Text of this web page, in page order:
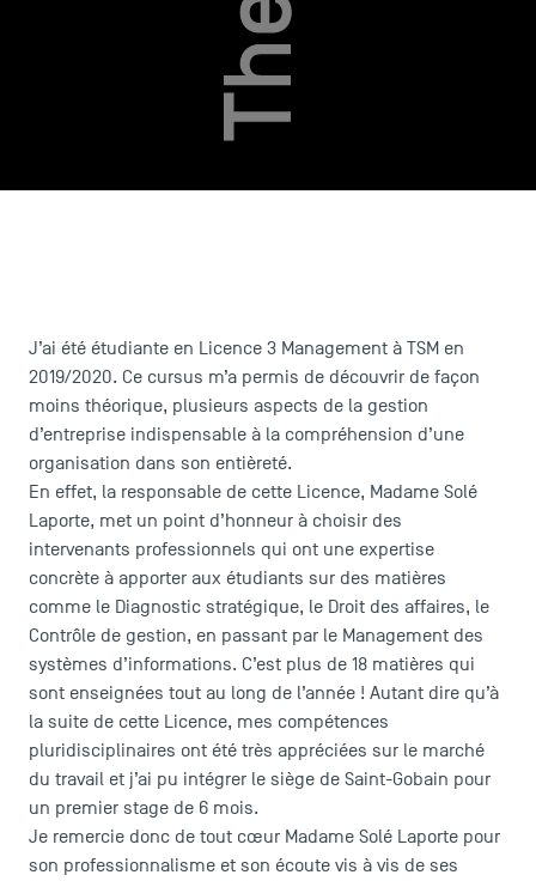
Le corps professoral
Campus tour
Accréditations
J’ai été étudiante en Licence 3 Management à TSM en
2019/2020. Ce cursus m’a permis de découvrir de façon
moins théorique, plusieurs aspects de la gestion
d’entreprise indispensable à la compréhension d’une
organisation dans son entièreté.
En effet, la responsable de cette Licence, Madame Solé
Laporte, met un point d’honneur à choisir des
intervenants professionnels qui ont une expertise
concrète à apporter aux étudiants sur des matières
comme le Diagnostic stratégique, le Droit des affaires, le
Contrôle de gestion, en passant par le Management des
systèmes d’informations. C’est plus de 18 matières qui
sont enseignées tout au long de l’année ! Autant dire qu’à
la suite de cette Licence, mes compétences
pluridisciplinaires ont été très appréciées sur le marché
du travail et j’ai pu intégrer le siège de Saint-Gobain pour
un premier stage de 6 mois.
Je remercie donc de tout cœur Madame Solé Laporte pour
son professionnalisme et son écoute vis à vis de ses